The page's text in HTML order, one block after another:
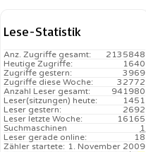
Lese-Statistik
2135848
Anz. Zugriffe gesamt:
1640
Heutige Zugriffe:
3969
Zugriffe gestern:
32772
Zugriffe diese Woche:
941980
Anzahl Leser gesamt:
1451️
Leser(sitzungen) heute:
2692
Leser gestern:
16165️
Leser letzte Woche:
1
Suchmaschinen
18
Leser gerade online:
1. November 2009
Zähler startete: